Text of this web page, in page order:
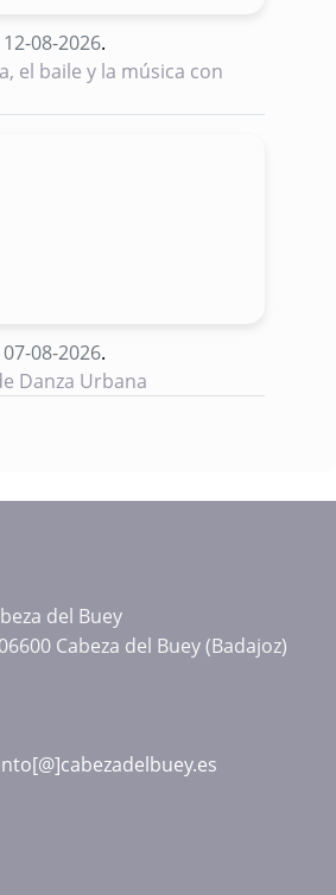
08-2026.
el baile y la música con
08-2026.
Danza Urbana
del Buey
Cabeza del Buey (Badajoz)